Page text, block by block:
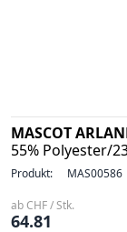
MASCOT
55% Polyester/
Produkt: MAS00586
ab CHF / Stk.
64.81